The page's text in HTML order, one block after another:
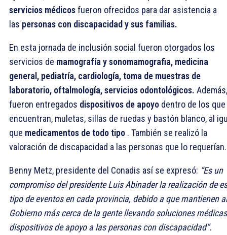
servicios médicosfueron ofrecidos para dar asistencia a
las personas con discapacidad y sus familias.
En esta jornada de inclusión social fueron otorgados los
servicios de mamografía y sonomamografia, medicina
general, pediatría, cardiología, toma de muestras de
laboratorio, oftalmología, servicios odontológicos. Además,
fueron entregados dispositivos de apoyo dentro de los
encuentran, muletas, sillas de ruedas y bastón blanco, al
que medicamentos de todo tipo . También se realizó la
valoración de discapacidad a las personas que lo requerían.
Benny Metz, presidente del Conadis así se expresó: “Es un
compromiso del presidente Luis Abinader la realización de
tipo de eventos en cada provincia, debido a que mantienen al
Gobierno más cerca de la gente llevando soluciones
dispositivos de apoyo a las personas con discapacidad”.